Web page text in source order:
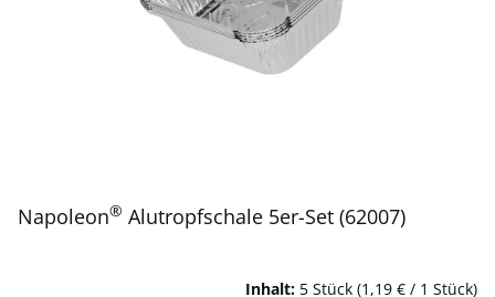
Napoleon® Alutropfschale 5er-Set (62007)
Inhalt: 5 Stück (1,19 € / 1 Stück)